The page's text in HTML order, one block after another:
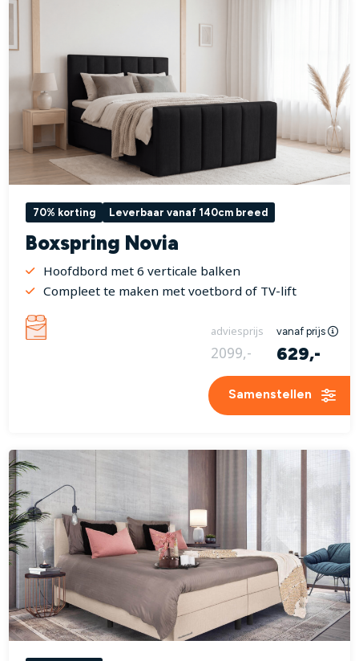
70% korting Leverbaar vanaf 140cm breed
Boxspring Novia
Hoofdbord met 6 verticale balken
Compleet te maken met voetbord of TV-lift
adviesprijs vanaf prijs
2099,- 629,-
Samenstellen